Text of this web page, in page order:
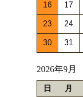
16 17
23 24
30 31
2026年9月
日 月